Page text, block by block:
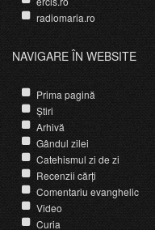
radiomaria.ro
NAVIGARE ÎN WEBSITE
Prima pagină
Știri
Arhivă
Gândul zilei
Catehismul zi de zi
Recenzii cărți
Comentariu evanghelic
Video
Curia